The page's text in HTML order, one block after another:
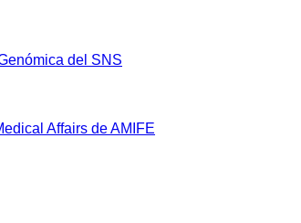
del SNS
Affairs de AMIFE